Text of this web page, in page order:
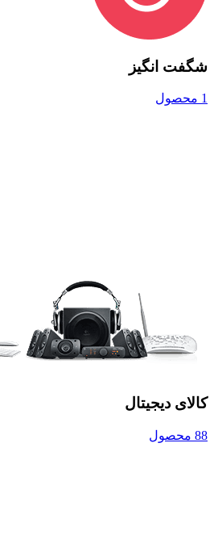
شگفت انگیز
1 محصول
کالای دیجیتال
88 محصول